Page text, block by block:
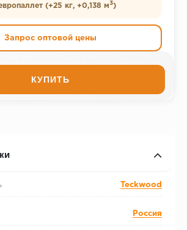
(+25 кг, +0,138 м3)
Запрос оптовой цены
КУПИТЬ
Teckwood
Россия